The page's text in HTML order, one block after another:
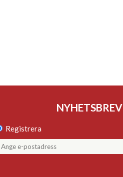
NYHETSBREV
Registrera